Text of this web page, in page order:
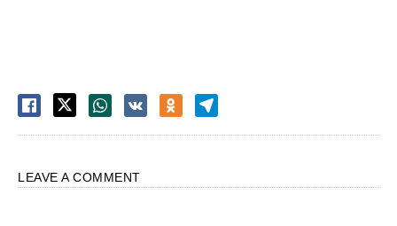
LEAVE A COMMENT